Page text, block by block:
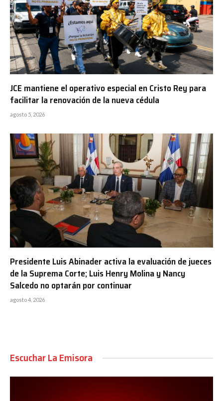
JCE mantiene el operativo especial en Cristo Rey para
facilitar la renovación de la nueva cédula
agosto 5, 2026
Presidente Luis Abinader activa la evaluación de jueces
de la Suprema Corte; Luis Henry Molina y Nancy
Salcedo no optarán por continuar
agosto 4, 2026
Escuchar La Emisora